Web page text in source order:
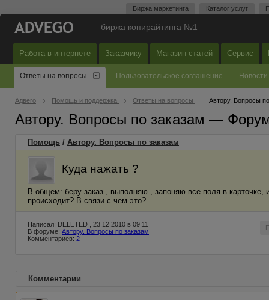
Биржа маркетинга Каталог услуг
— биржа копирайтинга №1
Работа в интернете Заказчику Магазин статей Сервис
Ответы на вопросы Пользовательское соглашение Новости
Адвего Помощь и поддержка Ответы на вопросы Автору. Вопросы
Автору. Вопросы по заказам —
Помощь / Автору. Вопросы по заказам
Куда нажать ?
В общем: беру заказ , выполняю , запоняю все поля в
происходит? В связи с чем это?
Написал: DELETED , 23.12.2010 в 09:11
В форуме: Автору. Вопросы по заказам
Комментариев: 2
Комментарии